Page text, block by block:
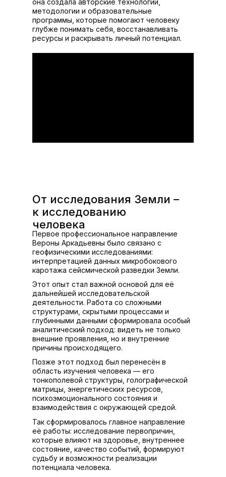
она создала авторские технологии,
методологии и образовательные
программы, которые помогают человеку
глубже понимать себя, восстанавливать
ресурсы и раскрывать личный потенциал.
От исследования Земли –
к исследованию
человека
Первое профессиональное направление
Вероны Аркадьевны было связано с
геофизическими исследованиями:
интерпретацией данных микробокового
каротажа сейсмической разведки Земли.
Этот опыт стал важной основой для её
дальнейшей исследовательской
деятельности. Работа со сложными
структурами, скрытыми процессами и
глубинными данными сформировала особый
аналитический подход: видеть не только
внешние проявления, но и внутренние
причины происходящего.
Позже этот подход был перенесён в
область изучения человека — его
тонкополевой структуры, голографической
матрицы, энергетических ресурсов,
психоэмоционального состояния и
взаимодействия с окружающей средой.
Так сформировалось главное направление
её работы: исследование первопричин,
которые влияют на здоровье, внутреннее
состояние, качество событий, формируют
судьбу и возможности реализации
потенциала человека.